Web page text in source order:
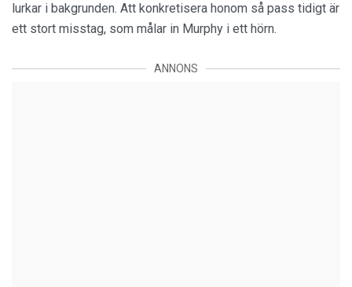
lurkar i bakgrunden. Att konkretisera honom så pass tidigt är
ett stort misstag, som målar in Murphy i ett hörn.
ANNONS